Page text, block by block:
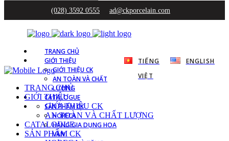
(028) 3592 0555 ad@ckporcelain.com
TRANG CHỦ
GIỚI THIỆU
GIỚI THIỆU CK
AN TOÀN VÀ CHẤT
LƯỢNG
CATALOGUE
SẢN PHẨM CK
HORECA
HÀNG GIA DỤNG HOA
VĂN
TIẾNG
VIỆT
ENGLISH
TRANG CHỦ
GIỚI THIỆU
GIỚI THIỆU CK
AN TOÀN VÀ CHẤT LƯỢNG
CATALOGUE
SẢN PHẨM CK